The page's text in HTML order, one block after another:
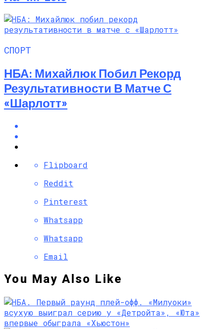
СПОРТ
НБА: Михайлюк Побил Рекорд
Результативности В Матче С
«Шарлотт»
Flipboard
Reddit
Pinterest
Whatsapp
Whatsapp
Email
You May Also Like